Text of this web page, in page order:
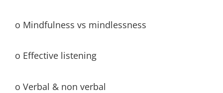
o Mindfulness vs mindlessness
o Effective listening
o Verbal & non verbal